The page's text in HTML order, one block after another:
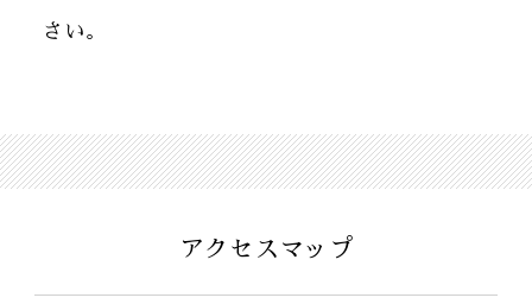
さい。
アクセスマップ